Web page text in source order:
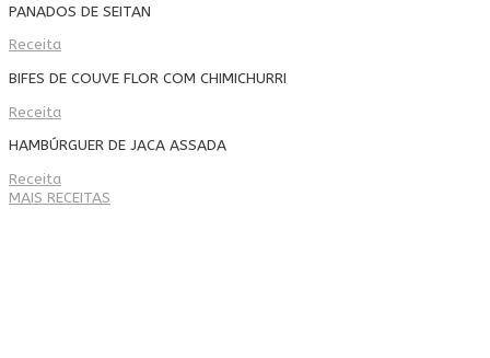
PANADOS DE SEITAN
Receita
BIFES DE COUVE FLOR COM CHIMICHURRI
Receita
HAMBÚRGUER DE JACA ASSADA
Receita
MAIS RECEITAS